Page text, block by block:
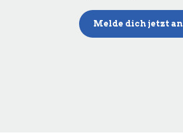
Melde dich jetzt an